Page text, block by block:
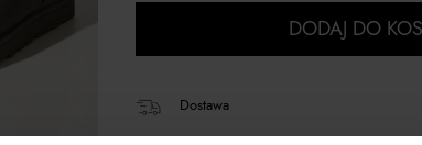
DODAJ DO
Dostawa